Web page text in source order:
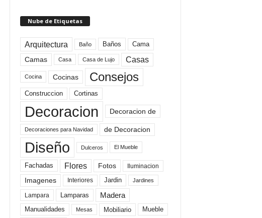
Nube de Etiquetas
Arquitectura Baño Baños Cama
Camas Casa Casa de Lujo Casas
Cocina Cocinas Consejos
Construccion Cortinas
Decoracion Decoracion de
Decoraciones para Navidad de Decoracion
Diseño Dulceros El Mueble
Fachadas Flores Fotos Iluminacion
Imagenes Interiores Jardin Jardines
Lampara Lamparas Madera
Manualidades Mesas Mobiliario Mueble